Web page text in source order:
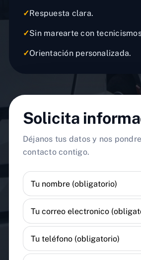
✓Respuesta clara.
✓Sin marearte con
✓Orientación personalizada.
Solicita
Déjanos tus datos y nos
contacto contigo.